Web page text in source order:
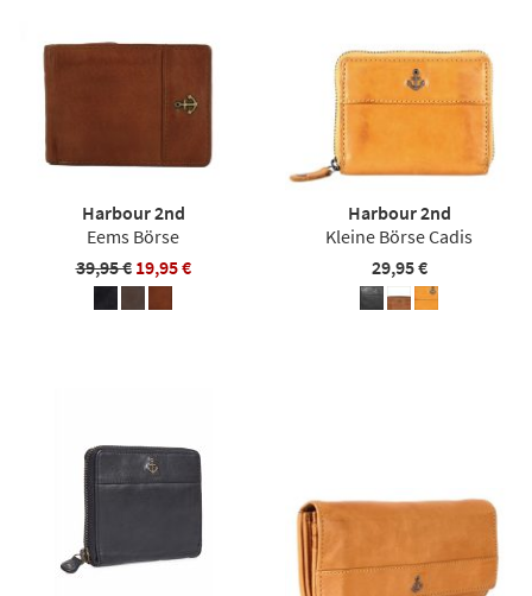
Harbour 2nd
Eems Börse
39,95 € 19,95 €
Harbour 2nd
Kleine Börse Cadis
29,95 €